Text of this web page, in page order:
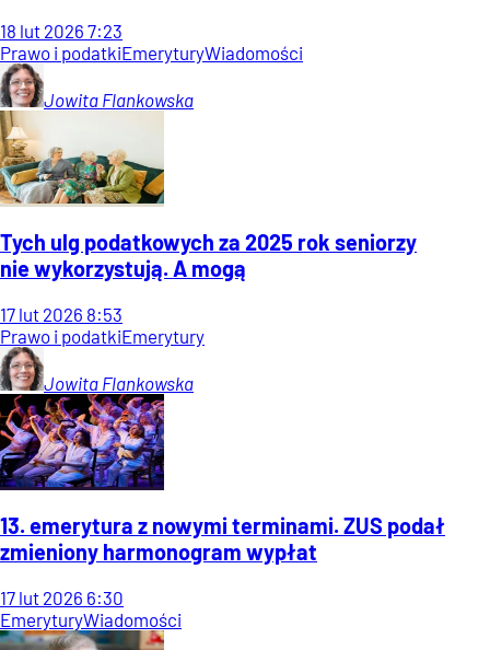
18 lut 2026 7:23
Prawo i podatkiEmeryturyWiadomości
Jowita Flankowska
Tych ulg podatkowych za 2025 rok seniorzy
nie wykorzystują. A mogą
17 lut 2026 8:53
Prawo i podatkiEmerytury
Jowita Flankowska
13. emerytura z nowymi terminami. ZUS podał
zmieniony harmonogram wypłat
17 lut 2026 6:30
EmeryturyWiadomości